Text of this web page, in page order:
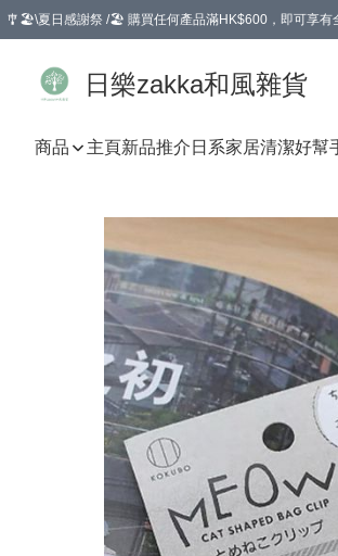
🎐🏖️\夏日感謝祭 /🏖️ 購買任何產品滿HK$600，即可享有
日樂zakka和風雜貨
商品 主頁新品推介 日系家居清潔好幫